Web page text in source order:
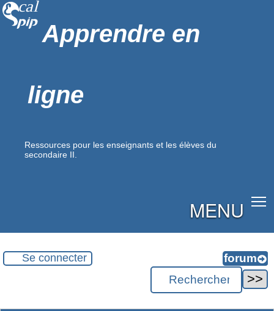
Apprendre en
ligne
Ressources pour les enseignants et les élèves du
secondaire II.
MENU
Se connecter